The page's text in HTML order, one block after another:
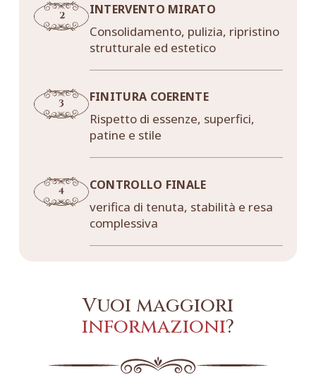
INTERVENTO MIRATO
Consolidamento, pulizia, ripristino
strutturale ed estetico
FINITURA COERENTE
Rispetto di essenze, superfici,
patine e stile
CONTROLLO FINALE
verifica di tenuta, stabilità e resa
complessiva
Vuoi maggiori
informazioni?